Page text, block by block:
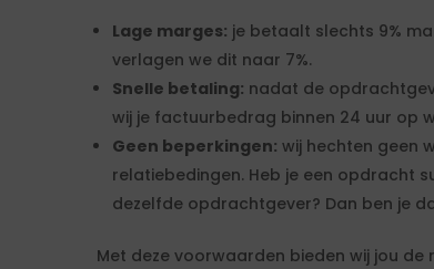
Lage marges: je betaalt slechts 9%
verlagen we dit naar 7%.
Snelle betaling: nadat de
wij je factuurbedrag binnen 24 uur op
Geen beperkingen: wij hechten geen
relatiebedingen. Heb je een opdracht
dezelfde opdrachtgever? Dan ben je
Met deze voorwaarden bieden wij jou